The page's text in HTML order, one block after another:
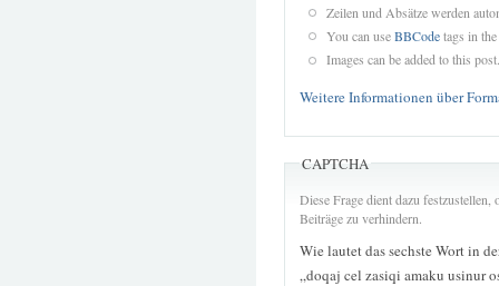
Zeilen und Absätze werden
You can useBBCodetags in
Images can be added to this post.
Weitere Informationen über
CAPTCHA
Diese Frage dient dazu
Beiträge zu verhindern.
Wie lautet das sechste Wort in
„doqaj cel zasiqi amaku usinur